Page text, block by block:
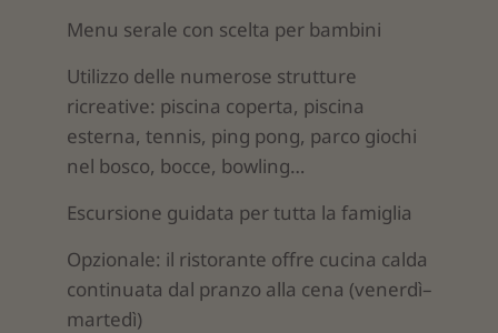
Menu serale con scelta per bambini
Utilizzo delle numerose strutture
ricreative: piscina coperta, piscina
esterna, tennis, ping pong, parco giochi
nel bosco, bocce, bowling…
Escursione guidata per tutta la famiglia
Opzionale: il ristorante offre cucina calda
continuata dal pranzo alla cena (venerdì–
martedì)